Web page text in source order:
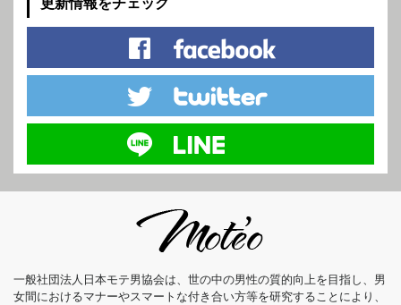
一般社団法人日本モテ男協会は、世の中の男性の質的向上を目指し、男
女間におけるマナーやスマートな付き合い方等を研究することにより、